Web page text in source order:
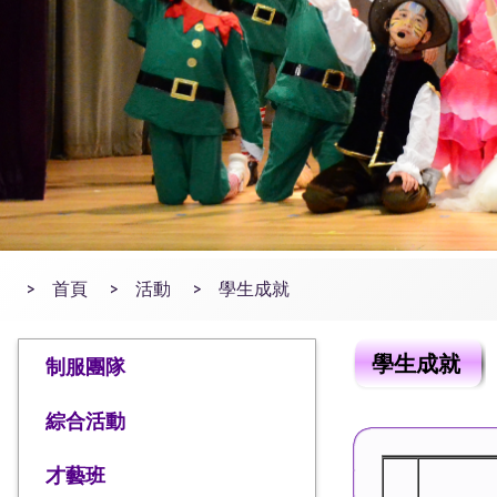
> 首頁 > 活動 > 學生成就
制服團隊
綜合活動
才藝班
學生成就